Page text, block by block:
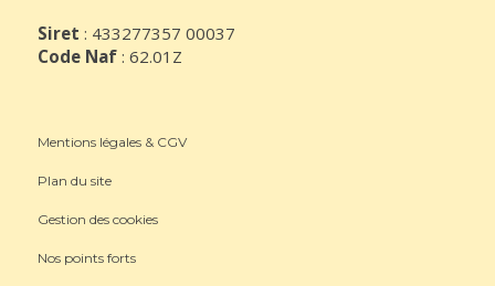
Siret : 433277357 00037
Code Naf : 62.01Z
Mentions légales & CGV
Plan du site
Gestion des cookies
Nos points forts